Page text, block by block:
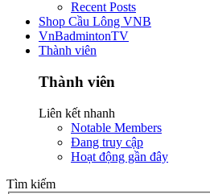
Recent Posts
Shop Cầu Lông VNB
VnBadmintonTV
Thành viên
Thành viên
Liên kết nhanh
Notable Members
Đang truy cập
Hoạt động gần đây
Tìm kiếm